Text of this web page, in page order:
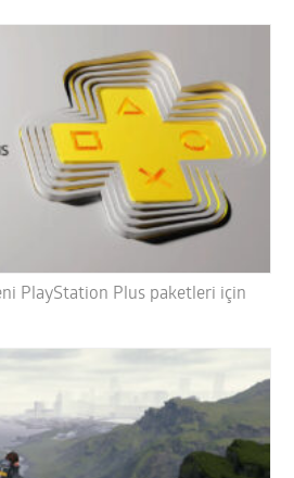
PlayStation Plus paketleri için